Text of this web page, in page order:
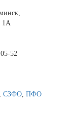
1А
52
СЗФО, ПФО